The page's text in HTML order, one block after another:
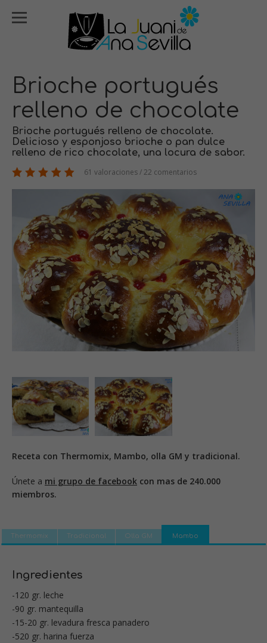
Brioche portugués
relleno de chocolate
Brioche portugués relleno de chocolate.
Delicioso y esponjoso brioche o pan dulce
relleno de rico chocolate, una locura de sabor.
61 valoraciones / 22 comentarios
Receta con Thermomix, Mambo, olla GM y tradicional.
Únete a mi grupo de facebook con mas de 240.000
miembros.
Thermomix Tradicional Olla GM Mambo
Ingredientes
-120 gr. leche
-90 gr. mantequilla
-15-20 gr. levadura fresca panadero
-520 gr. harina fuerza